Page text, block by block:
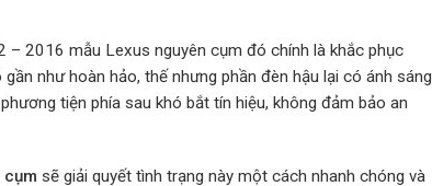
2016 mẫu Lexus nguyên cụm đó chính là khắc phục
như hoàn hảo, thế nhưng phần đèn hậu lại có ánh sáng
tiện phía sau khó bắt tín hiệu, không đảm bảo an
sẽ giải quyết tình trạng này một cách nhanh chóng và